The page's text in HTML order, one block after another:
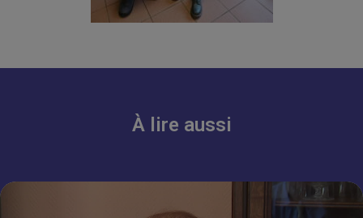
À lire aussi